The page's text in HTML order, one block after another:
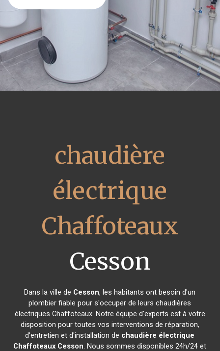
chaudière
électrique
Chaffoteaux
Cesson
Dans la ville de Cesson, les habitants ont besoin d'un
plombier fiable pour s'occuper de leurs chaudières
électriques Chaffoteaux. Notre équipe d'experts est à votre
disposition pour toutes vos interventions de réparation,
d'entretien et d'installation de chaudière électrique
Chaffoteaux Cesson. Nous sommes disponibles 24h/24 et